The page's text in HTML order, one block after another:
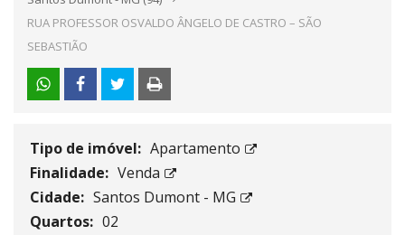
RUA PROFESSOR OSVALDO ÂNGELO DE CASTRO – SÃO
SEBASTIÃO
Tipo de imóvel: Apartamento
Finalidade: Venda
Cidade: Santos Dumont - MG
Quartos: 02